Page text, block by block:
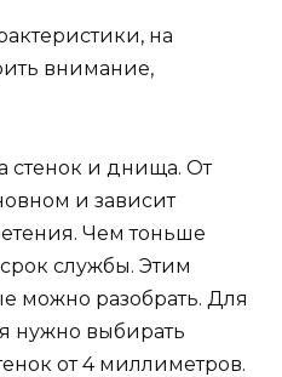
на
внимание,
стенок и днища. От
и зависит
Чем тоньше
службы. Этим
можно разобрать. Для
нужно выбирать
от 4 миллиметров.